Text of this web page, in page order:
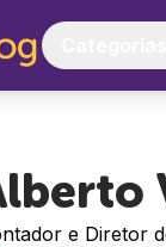
e Diretor